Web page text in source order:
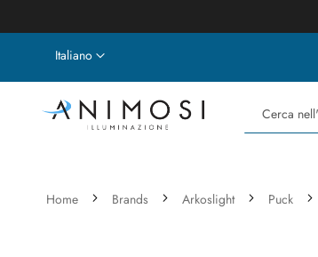
Lingua
Italiano
Cerca
Home Brands Arkoslight Puck